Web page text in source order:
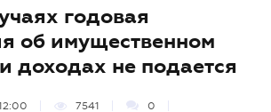
годовая
об имущественном
доходах не подается
7541 0